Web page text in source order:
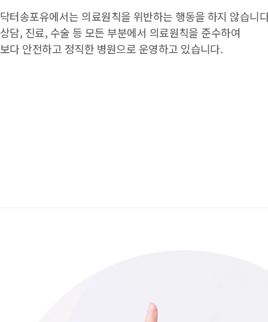
닥터송포유에서는 의료원칙을 위반하는 행동을 하지 않습니
상담, 진료, 수술 등 모든 부분에서 의료원칙을 준수하여
보다 안전하고 정직한 병원으로 운영하고 있습니다.